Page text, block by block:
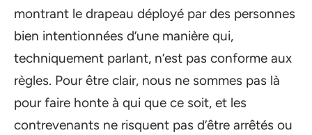
montrant le drapeau déployé par des personnes
bien intentionnées d’une manière qui,
techniquement parlant, n’est pas conforme aux
règles. Pour être clair, nous ne sommes pas là
pour faire honte à qui que ce soit, et les
contrevenants ne risquent pas d’être arrêtés ou